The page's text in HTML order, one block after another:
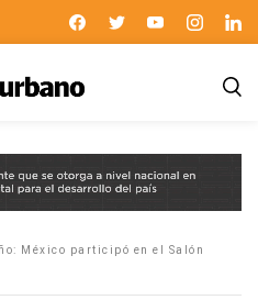
México participó en el Salón